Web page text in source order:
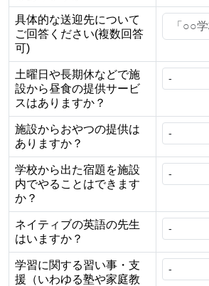
具体的な送迎先について
ご回答ください(複数回答
可)
土曜日や長期休などで施
設から昼食の提供サービ
スはありますか？
施設からおやつの提供は
ありますか？
学校から出た宿題を施設
内でやることはできます
か？
ネイティブの英語の先生
はいますか？
学習に関する習い事・支
援（いわゆる塾や家庭教